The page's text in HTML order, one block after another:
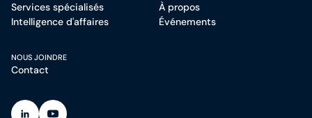
Services spécialisés
Intelligence d'affaires
À propos
Événements
NOUS JOINDRE
Contact